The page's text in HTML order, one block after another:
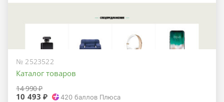
№ 2523522
Каталог товаров
14 990 ₽
10 493 ₽ 420баллов Плюса